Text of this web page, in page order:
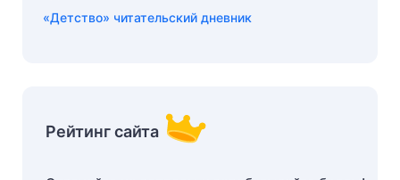
«Детство» читательский дневник
Рейтинг сайта